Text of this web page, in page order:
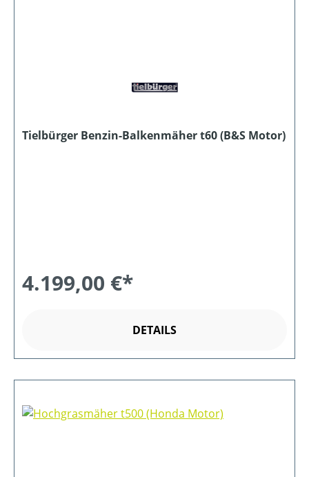
Tielbürger Benzin-Balkenmäher t60 (B&S Motor)
4.199,00 €*
DETAILS